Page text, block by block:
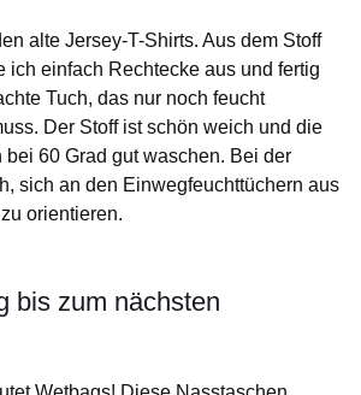
alte Jersey-T-Shirts. Aus dem Stoff
ich einfach Rechtecke aus und fertig
Tuch, das nur noch feucht
Der Stoff ist schön weich und die
60 Grad gut waschen. Bei der
sich an den Einwegfeuchttüchern aus
orientieren.
bis zum nächsten